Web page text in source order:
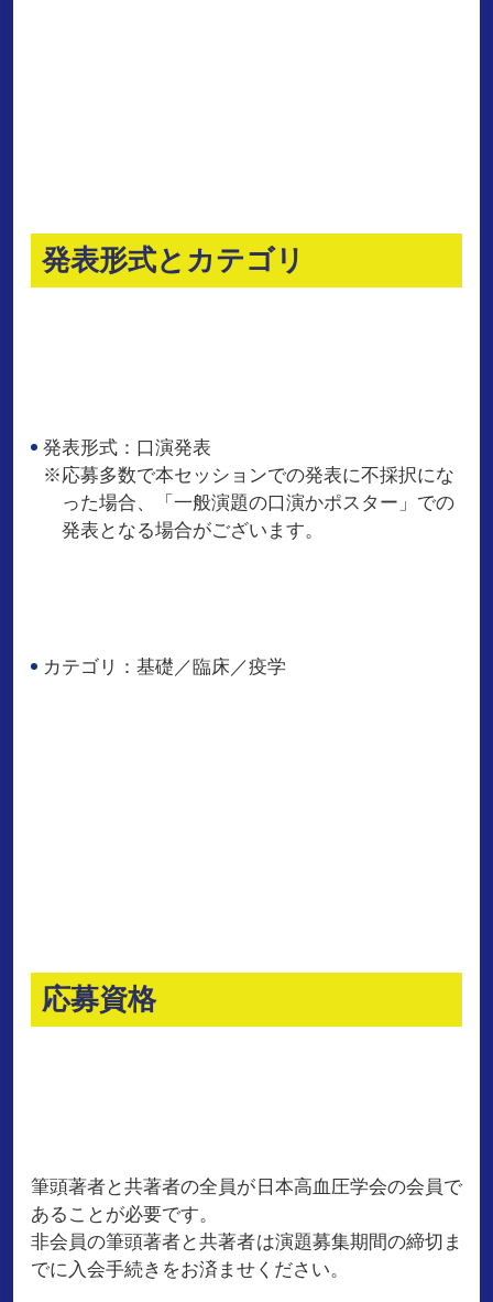
発表形式とカテゴリ
発表形式：口演発表
※応募多数で本セッションでの発表に不採択にな
った場合、「一般演題の口演かポスター」での
発表となる場合がございます。
カテゴリ：基礎／臨床／疫学
応募資格
筆頭著者と共著者の全員が日本高血圧学会の会員で
あることが必要です。
非会員の筆頭著者と共著者は演題募集期間の締切ま
でに入会手続きをお済ませください。